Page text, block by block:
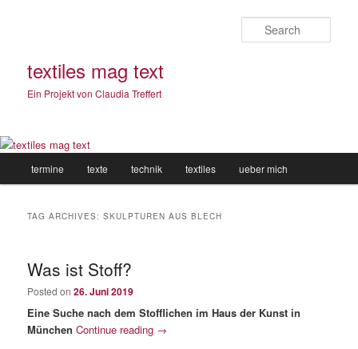
textiles mag text
Ein Projekt von Claudia Treffert
Skip
content
Skip
content
termine texte technik textiles ueber mich
TAG ARCHIVES:SKULPTUREN AUS BLECH
Was ist Stoff?
Posted on26. Juni 2019
Eine Suche nach dem Stofflichen im Haus der Kunst in
München Continue reading →